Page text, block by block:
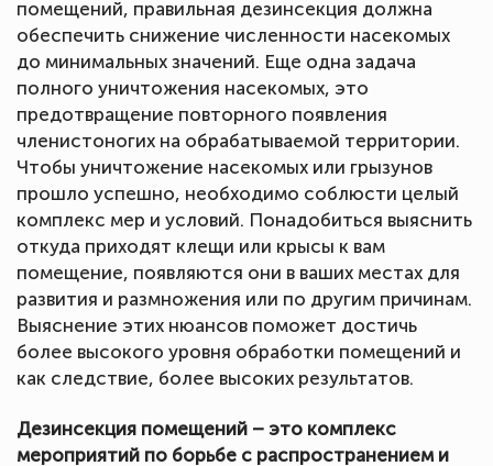
помещений, правильная дезинсекция должна
обеспечить снижение численности насекомых
до минимальных значений. Еще одна задача
полного уничтожения насекомых, это
предотвращение повторного появления
членистоногих на обрабатываемой территории.
Чтобы уничтожение насекомых или грызунов
прошло успешно, необходимо соблюсти целый
комплекс мер и условий. Понадобиться выяснить
откуда приходят клещи или крысы к вам
помещение, появляются они в ваших местах для
развития и размножения или по другим причинам.
Выяснение этих нюансов поможет достичь
более высокого уровня обработки помещений и
как следствие, более высоких результатов.
Дезинсекция помещений – это комплекс
мероприятий по борьбе с распространением и